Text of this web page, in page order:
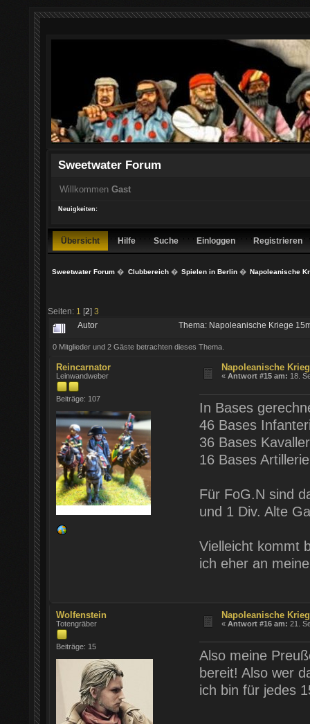
Sweetwater Forum
Willkommen Gast
Neuigkeiten:
Übersicht Hilfe Suche Einloggen Registrieren
Sweetwater Forum � Clubbereich� Spielen in Berlin� Napoleanische
Seiten: 1 [2] 3
Autor Thema: Napoleanische Kriege
0 Mitglieder und 2 Gäste betrachten dieses Thema.
Reincarnator
Leinwandweber
Beiträge: 107
Napoleanische
«Antwort #15 am: 18.
In Bases
46 Bases
36 Bases
16 Bases
Für FoG.N sind
und 1 Div. Alte
Vielleicht kommt
ich eher an
Wolfenstein
Totengräber
Beiträge: 15
Napoleanische
«Antwort #16 am: 21.
Also meine
bereit! Also wer
ich bin für jedes